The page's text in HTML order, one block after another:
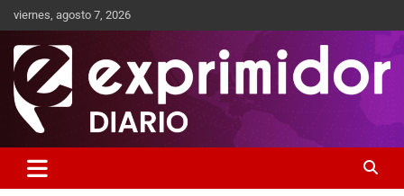
viernes, agosto 7, 2026
Exprimidor media